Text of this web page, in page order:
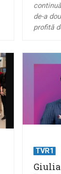
de-a
profită
TVR1